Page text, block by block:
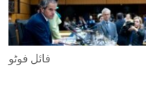
ENVIRONMENT AND
IDEALS AND
فائل فوٹو